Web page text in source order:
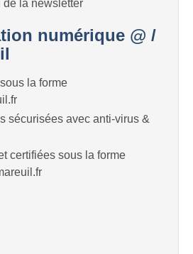
la newsletter
numérique @ /
la forme
sécurisées avec anti-virus &
certifiées sous la forme